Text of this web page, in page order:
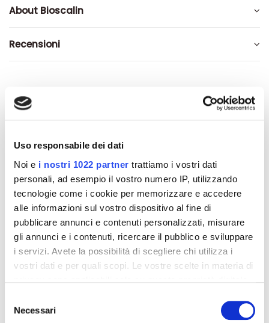
Uso responsabile dei dati
Noi e i nostri 1022 partner trattiamo i vostri dati
personali, ad esempio il vostro numero IP, utilizzando
tecnologie come i cookie per memorizzare e accedere
alle informazioni sul vostro dispositivo al fine di
pubblicare annunci e contenuti personalizzati, misurare
gli annunci e i contenuti, ricercare il pubblico e sviluppare
i servizi. Avete la possibilità di scegliere chi utilizza i
vostri dati e per quali scopi. Le vostre scelte in materia di
modificare o revocare il proprio consenso in qualsiasi
delNecessari
About Bioscalin
Recensioni
Altri prodotti che potrebbero
interessarti
-42% -42%